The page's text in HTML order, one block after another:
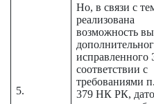
5.
Но, в связи с
реализована
возможность
соответствии с
требованиями
379 НК РК,